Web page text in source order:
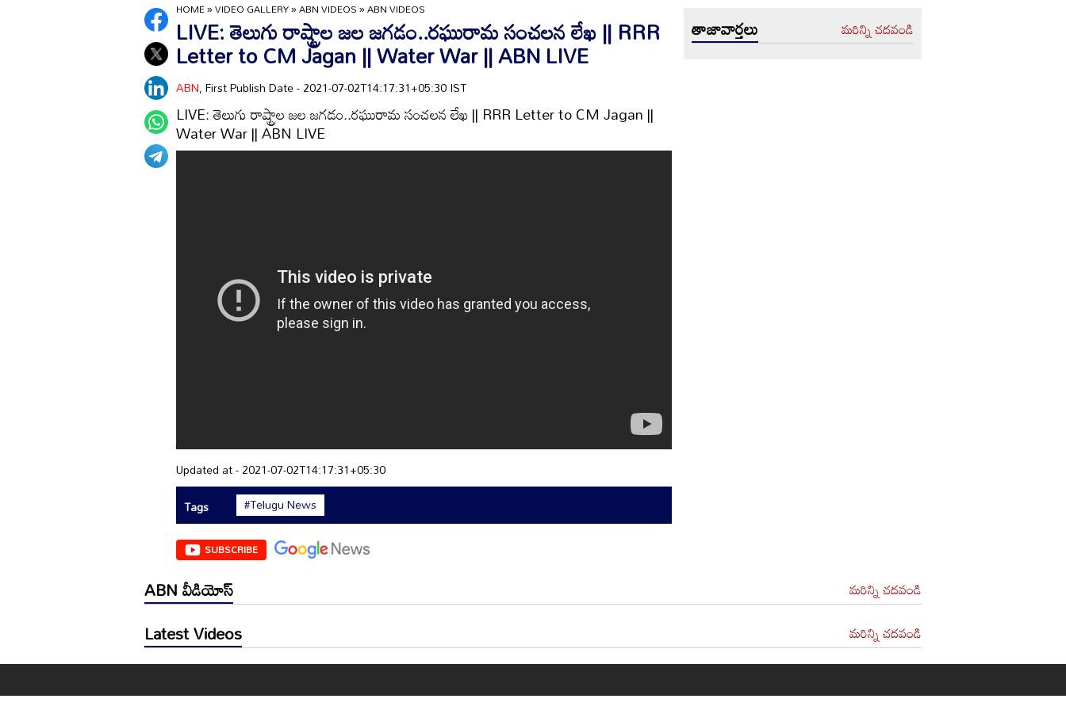
HOME»VIDEO GALLERY»ABN VIDEOS»ABN VIDEOS
LIVE: తెలుగు రాష్ట్రాల జల జగడం..రఘురామ సంచలన లేఖ || RRR
Letter to CM Jagan || Water War || ABN LIVE
ABN, First Publish Date - 2021-07-02T14:17:31+05:30 IST
LIVE: తెలుగు రాష్ట్రాల జల జగడం..రఘురామ సంచలన లేఖ || RRR Letter to CM Jagan ||
Water War || ABN LIVE
Updated at - 2021-07-02T14:17:31+05:30
Tags
#Telugu News
SUBSCRIBE
తాజావార్తలు మరిన్ని చదవండి
ABN వీడియోస్ మరిన్ని చదవండి
Latest Videos మరిన్ని చదవండి